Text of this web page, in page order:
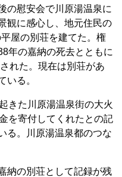
の慰安会で川原湯温泉に
観に感心し、地元住民の
屋の別荘を建てた。権
年の嘉納の死去とともに
れた。現在は別荘があ
いる。
きた川原湯温泉街の大火
を寄付してくれたとの記
る。川原湯温泉都のつな
納の別荘として記録が残